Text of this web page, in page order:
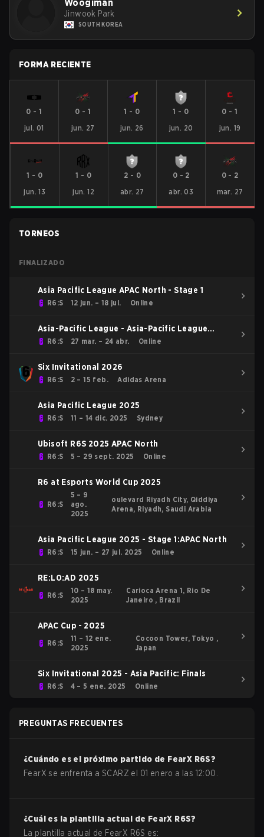
Woogiman
Jinwook Park
SOUTH KOREA
FORMA RECIENTE
0 -1
jul. 01
0 -1
jun. 27
1 - 0
jun. 26
1 - 0
jun. 20
0 -1
jun. 19
1 - 0
jun. 13
1 - 0
jun. 12
2 - 0
abr. 27
0 - 2
abr. 03
0- 2
mar. 27
TORNEOS
FINALIZADO
Asia Pacific League APAC North - Stage 1
R6:S 12 jun. – 18 jul. Online
Asia-Pacific League - Asia-Pacific League
Kickoff: North
R6:S 27 mar. – 24 abr. Online
Six Invitational 2026
R6:S 2 – 15 feb. Adidas Arena
Asia Pacific League 2025
R6:S 11 – 14 dic. 2025 Sydney
Ubisoft R6S 2025 APAC North
R6:S 5 – 29 sept. 2025 Online
R6 at Esports World Cup 2025
R6:S
5 – 9
ago.
2025
oulevard Riyadh City, Qiddiya
Arena, Riyadh, Saudi Arabia
Asia Pacific League 2025 - Stage 1:APAC North
R6:S 15 jun. – 27 jul. 2025 Online
RE:L0:AD 2025
R6:S
10 – 18 may.
2025
Carioca Arena 1, Rio De
Janeiro , Brazil
APAC Cup - 2025
R6:S
11 – 12 ene.
2025
Cocoon Tower, Tokyo ,
Japan
Six Invitational 2025 - Asia Pacific: Finals
R6:S 4 – 5 ene. 2025 Online
PREGUNTAS FRECUENTES
¿Cuándo es el próximo partido de FearX R6S?
FearX se enfrenta a SCARZ el 01 enero a las 12:00.
¿Cuál es la plantilla actual de FearX R6S?
La plantilla actual de FearX R6S es: